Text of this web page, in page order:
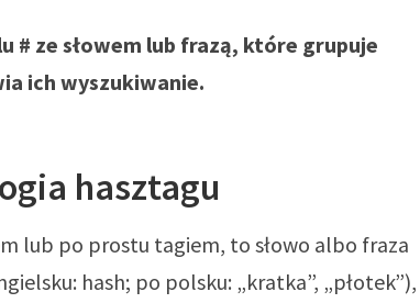
# ze słowem lub frazą, które grupuje
ich wyszukiwanie.
hasztagu
lub po prostu tagiem, to słowo albo fraza
hash; po polsku: „kratka”, „płotek”),